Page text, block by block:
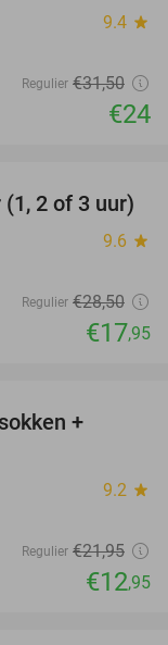
9.4 star
Regulier €31,50
€24
37%
2 of 3 uur)
9.6 star
Regulier €28,50
€17,95
+
9.2 star
Regulier €21,95
€12,95